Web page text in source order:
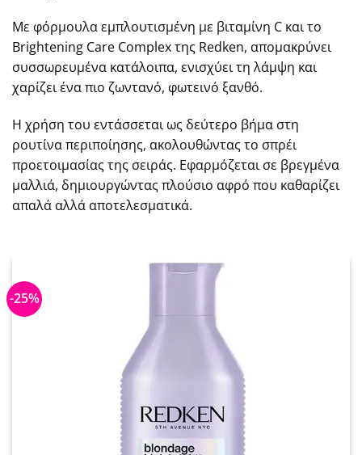
Με φόρμουλα εμπλουτισμένη με βιταμίνη C και το
Brightening Care Complex της Redken, απομακρύνει
συσσωρευμένα κατάλοιπα, ενισχύει τη λάμψη και
χαρίζει ένα πιο ζωντανό, φωτεινό ξανθό.
Η χρήση του εντάσσεται ως δεύτερο βήμα στη
ρουτίνα περιποίησης, ακολουθώντας το σπρέι
προετοιμασίας της σειράς. Εφαρμόζεται σε βρεγμένα
μαλλιά, δημιουργώντας πλούσιο αφρό που καθαρίζει
απαλά αλλά αποτελεσματικά.
-25%